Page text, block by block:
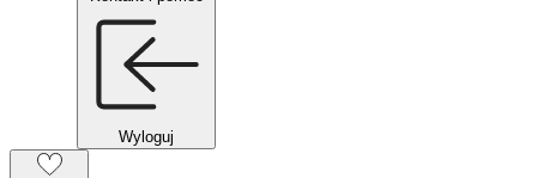
Wyloguj